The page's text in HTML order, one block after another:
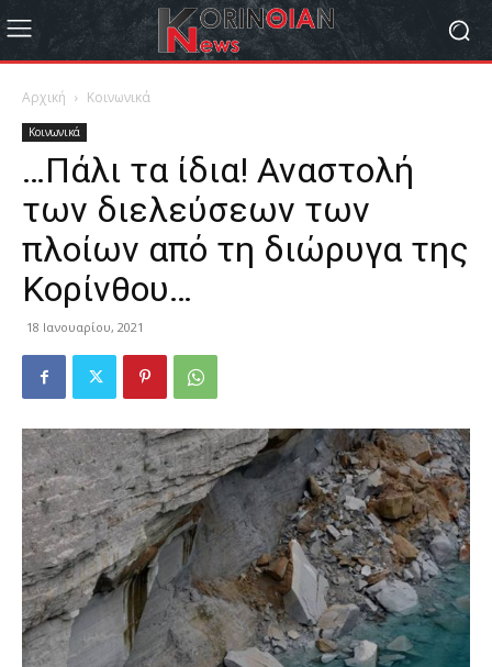
Αρχική Κοινωνικά
Κοινωνικά
…Πάλι τα ίδια! Αναστολή
των διελεύσεων των
πλοίων από τη διώρυγα της
Κορίνθου…
18 Ιανουαρίου, 2021